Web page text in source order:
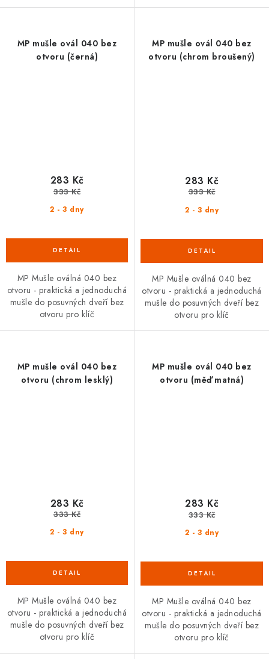
MP mušle ovál 040 bez
otvoru (černá)
2 - 3 dny
283 Kč
333 Kč
MP Mušle oválná 040 bez
otvoru - praktická a jednoduchá
mušle do posuvných dveří bez
otvoru pro klíč
MP mušle ovál 040 bez
otvoru (chrom broušený)
2 - 3 dny
283 Kč
333 Kč
MP Mušle oválná 040 bez
otvoru - praktická a jednoduchá
mušle do posuvných dveří bez
otvoru pro klíč
MP mušle ovál 040 bez
otvoru (chrom lesklý)
2 - 3 dny
283 Kč
333 Kč
MP Mušle oválná 040 bez
otvoru - praktická a jednoduchá
mušle do posuvných dveří bez
otvoru pro klíč
MP mušle ovál 040 bez
otvoru (měď matná)
2 - 3 dny
283 Kč
333 Kč
MP Mušle oválná 040 bez
otvoru - praktická a jednoduchá
mušle do posuvných dveří bez
otvoru pro klíč